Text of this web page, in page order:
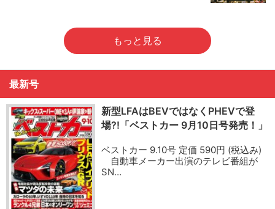
もっと見る
最新号
新型LFAはBEVではなくPHEVで登
場?!「ベストカー 9月10日号発売！」
ベストカー 9.10号 定価 590円 (税込み)
自動車メーカー出演のテレビ番組が
SN…